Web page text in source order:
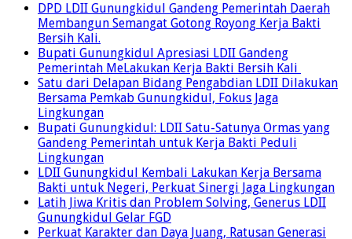
DPD LDII Gunungkidul Gandeng Pemerintah Daerah
Membangun Semangat Gotong Royong Kerja Bakti
Bersih Kali.
Bupati Gunungkidul Apresiasi LDII Gandeng
Pemerintah MeLakukan Kerja Bakti Bersih Kali ‎
Satu dari Delapan Bidang Pengabdian LDII Dilakukan
Bersama Pemkab Gunungkidul, Fokus Jaga
Lingkungan
Bupati Gunungkidul: LDII Satu-Satunya Ormas yang
Gandeng Pemerintah untuk Kerja Bakti Peduli
Lingkungan
LDII Gunungkidul Kembali Lakukan Kerja Bersama
Bakti untuk Negeri, Perkuat Sinergi Jaga Lingkungan
Latih Jiwa Kritis dan Problem Solving, Generus LDII
Gunungkidul Gelar FGD
Perkuat Karakter dan Daya Juang, Ratusan Generasi